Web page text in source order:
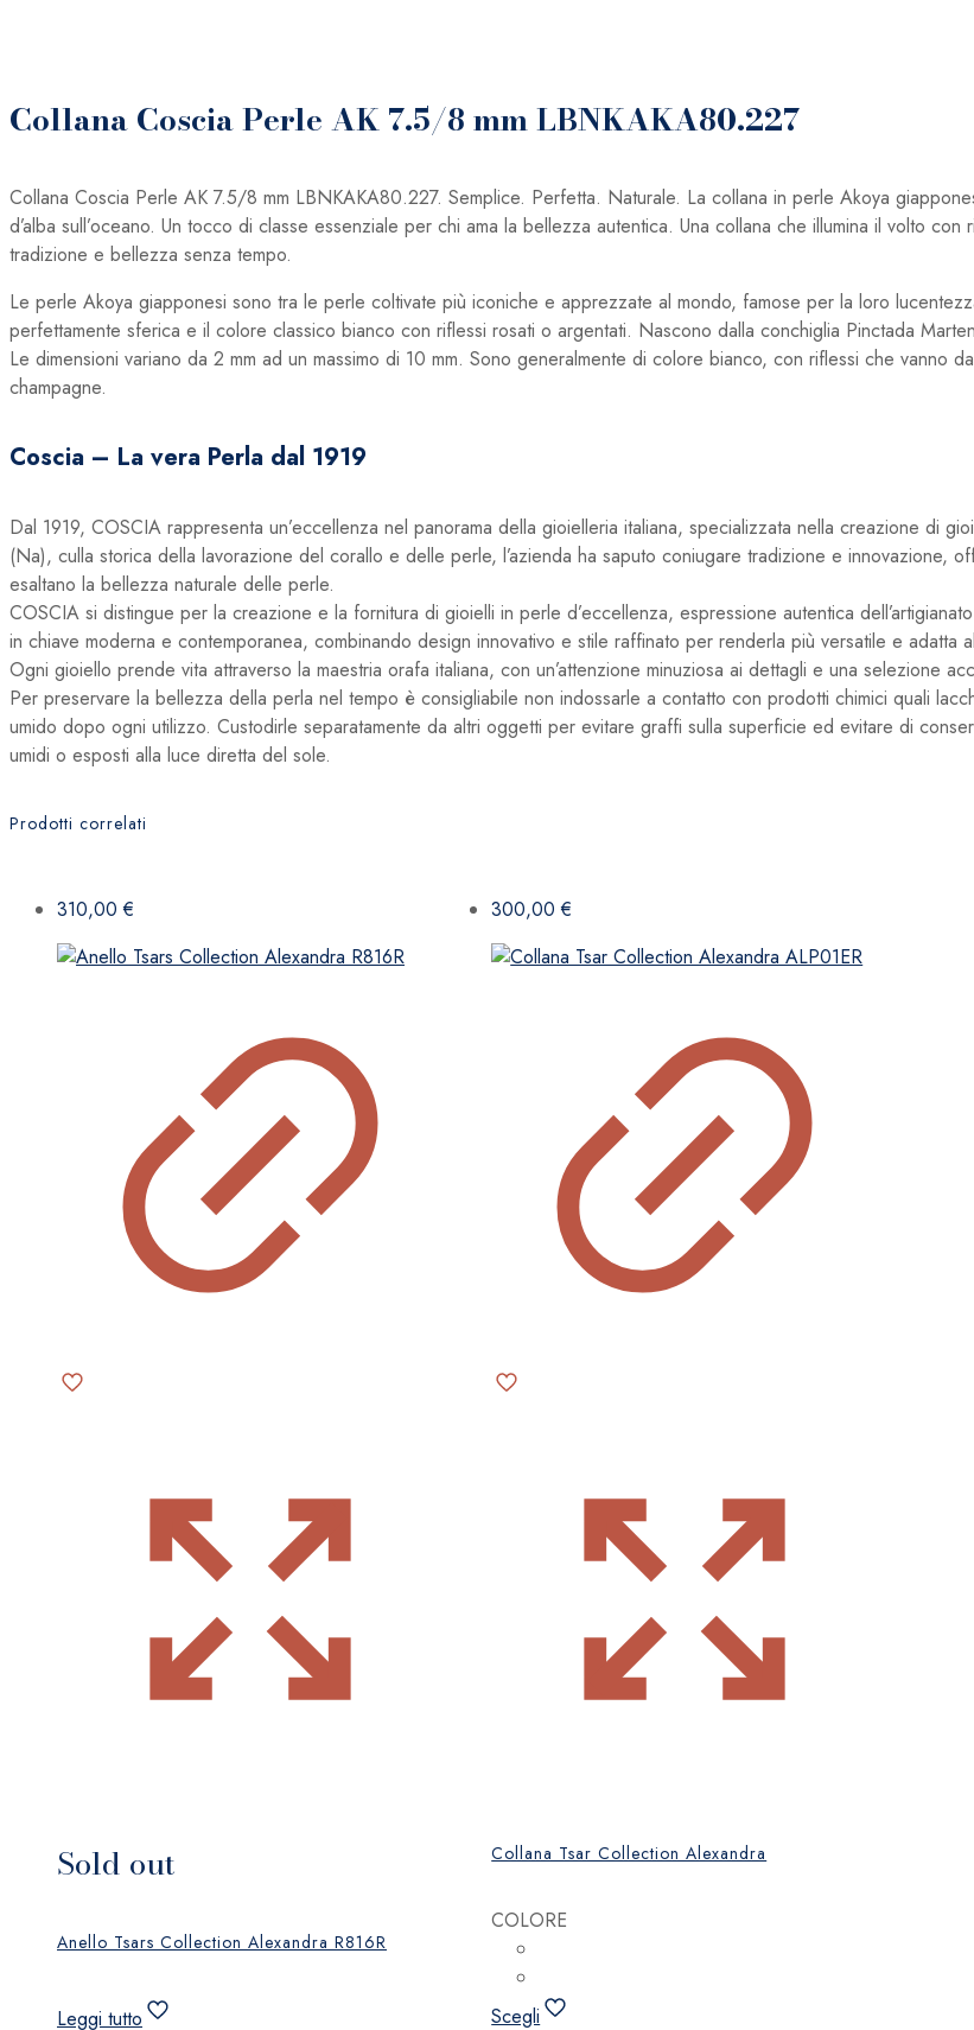
Collana Coscia Perle AK 7.5/8 mm LBNKAKA80.227
Collana Coscia Perle AK 7.5/8 mm LBNKAKA80.227. Semplice. Perfetta. Naturale. La collana in perle Akoya
d’alba sull’oceano. Un tocco di classe essenziale per chi ama la bellezza autentica. Una collana che illumina il volto
tradizione e bellezza senza tempo.
Le perle Akoya giapponesi sono tra le perle coltivate più iconiche e apprezzate al mondo, famose per la loro
perfettamente sferica e il colore classico bianco con riflessi rosati o argentati. Nascono dalla conchiglia Pinctada
Le dimensioni variano da 2 mm ad un massimo di 10 mm. Sono generalmente di colore bianco, con riflessi che vanno
champagne.
Coscia – La vera Perla dal 1919
Dal 1919, COSCIA rappresenta un’eccellenza nel panorama della gioielleria italiana, specializzata nella creazione di
(Na), culla storica della lavorazione del corallo e delle perle, l’azienda ha saputo coniugare tradizione e innovazione,
esaltano la bellezza naturale delle perle.
COSCIA si distingue per la creazione e la fornitura di gioielli in perle d’eccellenza, espressione autentica
in chiave moderna e contemporanea, combinando design innovativo e stile raffinato per renderla più versatile e adatta
Ogni gioiello prende vita attraverso la maestria orafa italiana, con un’attenzione minuziosa ai dettagli e una selezione
Per preservare la bellezza della perla nel tempo è consigliabile non indossarle a contatto con prodotti chimici quali
umido dopo ogni utilizzo. Custodirle separatamente da altri oggetti per evitare graffi sulla superficie ed evitare di
umidi o esposti alla luce diretta del sole.
Prodotti correlati
310,00€
Sold out
Anello Tsars Collection Alexandra R816R
Leggi tutto
300,00€
Collana Tsar Collection Alexandra
COLORE
Scegli